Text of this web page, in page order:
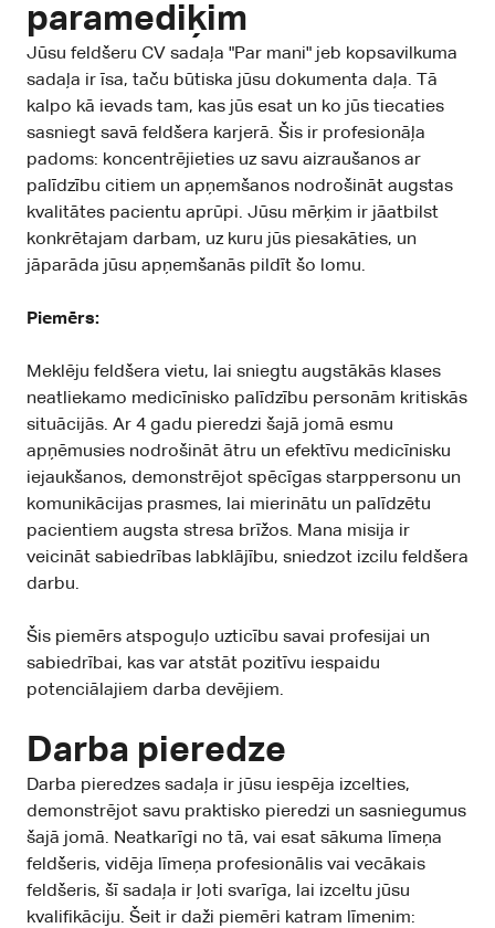
paramediķim
Jūsu feldšeru CV sadaļa "Par mani" jeb kopsavilkuma
sadaļa ir īsa, taču būtiska jūsu dokumenta daļa. Tā
kalpo kā ievads tam, kas jūs esat un ko jūs tiecaties
sasniegt savā feldšera karjerā. Šis ir profesionāļa
padoms: koncentrējieties uz savu aizraušanos ar
palīdzību citiem un apņemšanos nodrošināt augstas
kvalitātes pacientu aprūpi. Jūsu mērķim ir jāatbilst
konkrētajam darbam, uz kuru jūs piesakāties, un
jāparāda jūsu apņemšanās pildīt šo lomu.
Piemērs:
Meklēju feldšera vietu, lai sniegtu augstākās klases
neatliekamo medicīnisko palīdzību personām kritiskās
situācijās. Ar 4 gadu pieredzi šajā jomā esmu
apņēmusies nodrošināt ātru un efektīvu medicīnisku
iejaukšanos, demonstrējot spēcīgas starppersonu un
komunikācijas prasmes, lai mierinātu un palīdzētu
pacientiem augsta stresa brīžos. Mana misija ir
veicināt sabiedrības labklājību, sniedzot izcilu feldšera
darbu.
Šis piemērs atspoguļo uzticību savai profesijai un
sabiedrībai, kas var atstāt pozitīvu iespaidu
potenciālajiem darba devējiem.
Darba pieredze
Darba pieredzes sadaļa ir jūsu iespēja izcelties,
demonstrējot savu praktisko pieredzi un sasniegumus
šajā jomā. Neatkarīgi no tā, vai esat sākuma līmeņa
feldšeris, vidēja līmeņa profesionālis vai vecākais
feldšeris, šī sadaļa ir ļoti svarīga, lai izceltu jūsu
kvalifikāciju. Šeit ir daži piemēri katram līmenim: